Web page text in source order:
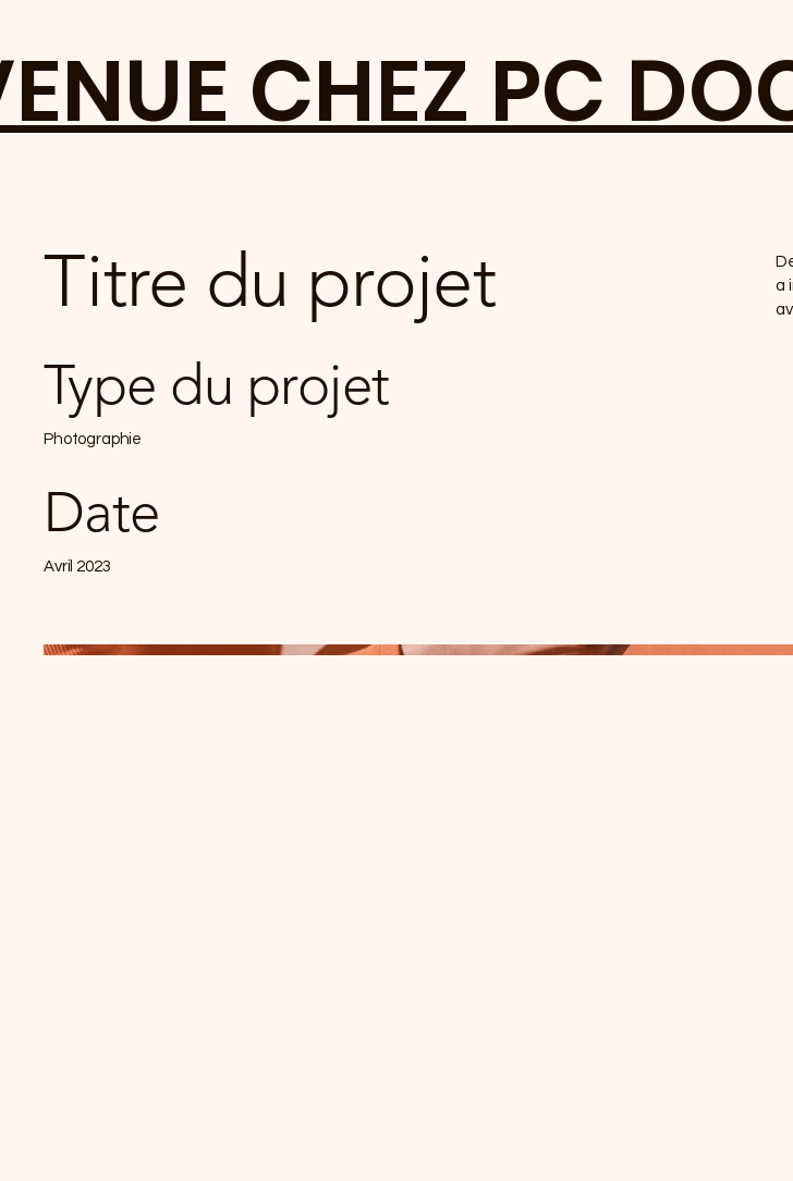
CHEZ PC
Titre du projet
Type du projet
Photographie
Date
Avril 2023
a